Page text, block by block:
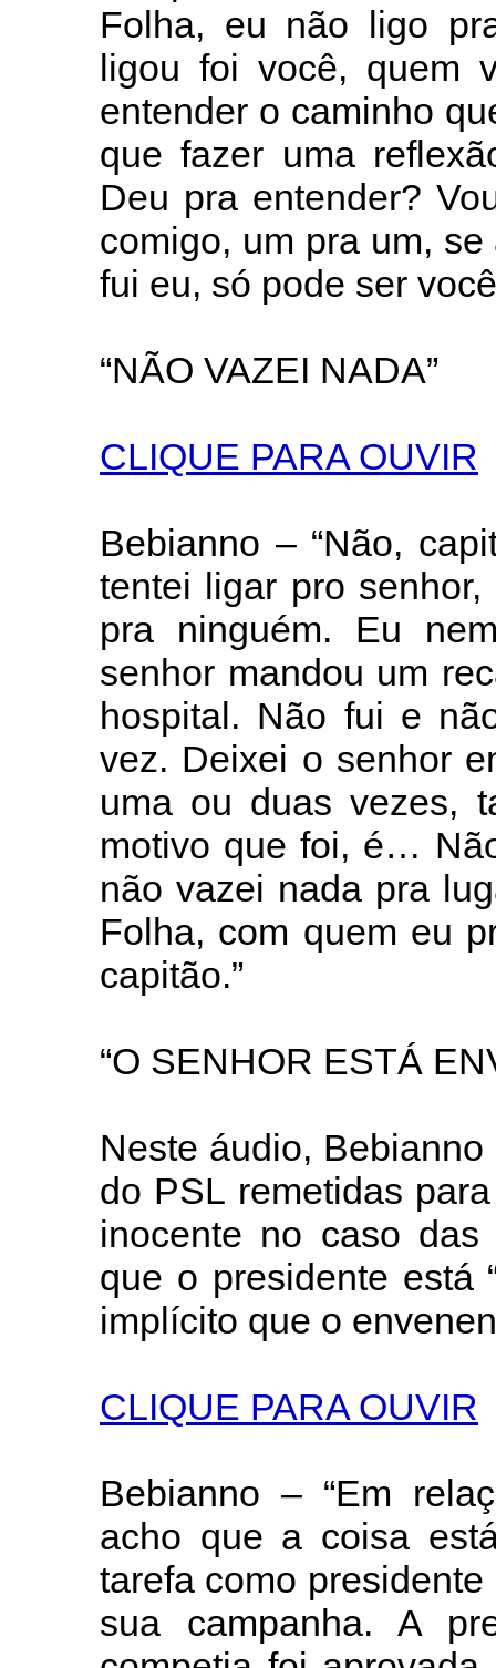
Folha, eu não ligo
ligou foi você, quem
entender o caminho
que fazer uma
Deu pra entender?
comigo, um pra um,
fui eu, só pode ser
“NÃO VAZEI NADA”
CLIQUE PARA OUVIR
Bebianno – “Não,
tentei ligar pro
pra ninguém. Eu
senhor mandou um
hospital. Não fui e
vez. Deixei o senhor
uma ou duas vezes,
motivo que foi, é…
não vazei nada pra
Folha, com quem eu
capitão.”
“O SENHOR ESTÁ
Neste áudio,
do PSL remetidas
inocente no caso
que o presidente está
implícito que o
CLIQUE PARA OUVIR
Bebianno – “Em
acho que a coisa
tarefa como
sua campanha. A